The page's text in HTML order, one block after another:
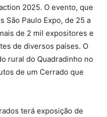
2025. O evento, que
São Paulo Expo, de 25 a
de 2 mil expositores e
de diversos países. O
rural do Quadradinho no
de um Cerrado que
terá exposição de